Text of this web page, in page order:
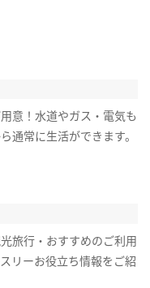
意！水道やガス・電気も
通常に生活ができます。
旅行・おすすめのご利用
リーお役立ち情報をご紹